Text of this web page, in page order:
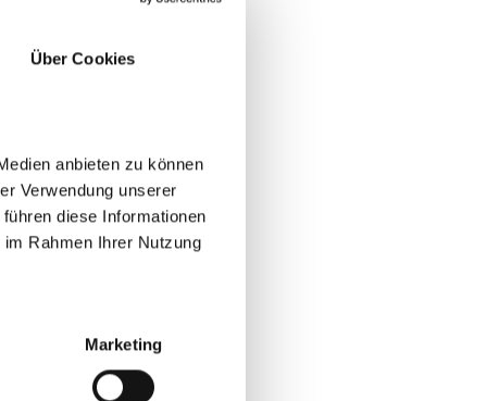
Über Cookies
anbieten zu können
Verwendung unserer
diese Informationen
Rahmen Ihrer Nutzung
Marketing